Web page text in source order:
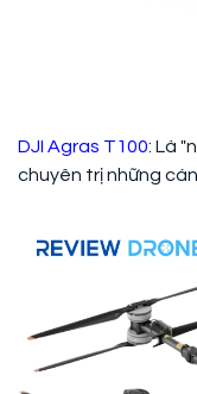
DJI Agras T100: Là
chuyên trị những